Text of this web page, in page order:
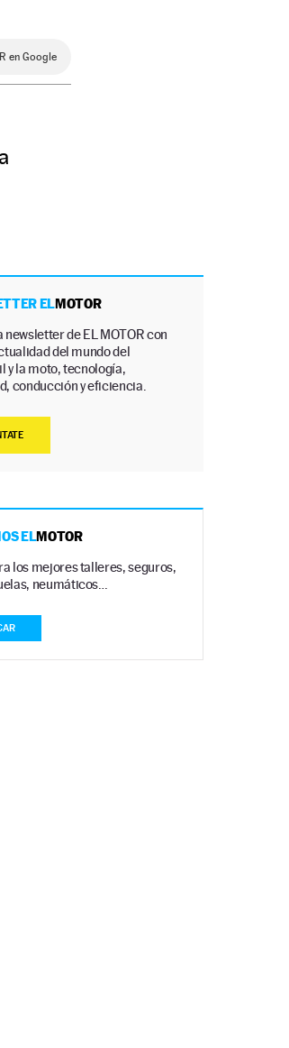
en Google
ELMOTOR
newsletter de EL MOTOR con
del mundo del
y la moto, tecnología,
conducción y eficiencia.
ELMOTOR
los mejores talleres, seguros,
neumáticos…